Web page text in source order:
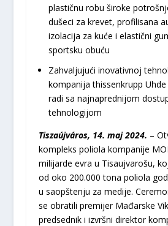
plastičnu robu široke
dušeci za krevet, profilisana
izolacija za kuće i elastični
sportsku obuću
Zahvaljujući inovativnoj
kompanija thissenkrupp
radi sa najnaprednijom
tehnologijom
Tiszaújváros, 14. maj 2024. –
kompleks poliola kompanije
milijarde evra u Tisaujvarošu,
od oko 200.000 tona poliola
u saopštenju za medije.
se obratili premijer Mađarske
predsednik i izvršni direktor